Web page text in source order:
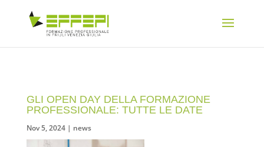
GLI OPEN DAY DELLA FORMAZIONE
PROFESSIONALE: TUTTE LE DATE
Nov 5, 2024| news